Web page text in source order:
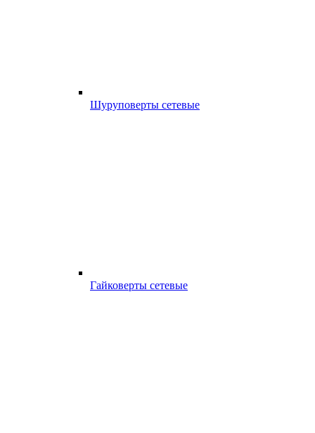
Шуруповерты сетевые
Гайковерты сетевые